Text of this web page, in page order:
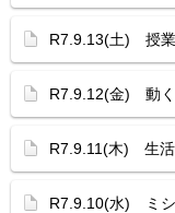
R7.9.13(土) 授業
R7.9.12(金) 動く
R7.9.11(木) 生活
R7.9.10(水) ミ